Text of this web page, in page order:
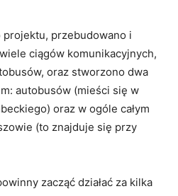
przebudowano i
ciągów komunikacyjnych,
oraz stworzono dwa
autobusów (mieści się w
oraz w ogóle całym
(to znajduje się przy
zacząć działać za kilka